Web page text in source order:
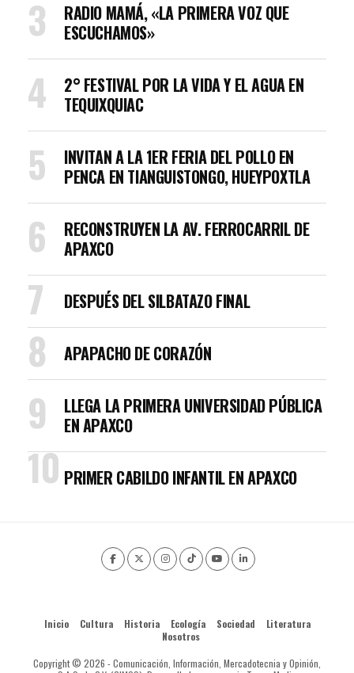
RADIO MAMÁ, «LA PRIMERA VOZ QUE
ESCUCHAMOS»
2° FESTIVAL POR LA VIDA Y EL AGUA EN
TEQUIXQUIAC
INVITAN A LA 1ER FERIA DEL POLLO EN
PENCA EN TIANGUISTONGO, HUEYPOXTLA
RECONSTRUYEN LA AV. FERROCARRIL DE
APAXCO
DESPUÉS DEL SILBATAZO FINAL
APAPACHO DE CORAZÓN
LLEGA LA PRIMERA UNIVERSIDAD PÚBLICA
EN APAXCO
PRIMER CABILDO INFANTIL EN APAXCO
Inicio Cultura Historia Ecología Sociedad
Literatura
Nosotros
Copyright © 2026 - Comunicación, Información, Mercadotecnia y Opinión,